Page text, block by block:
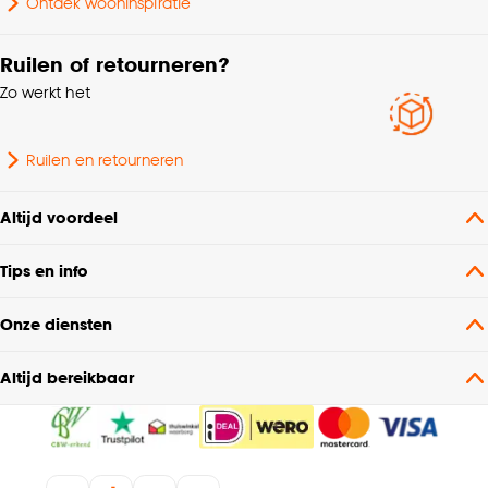
Ruilen of retourneren?
Zo werkt het
Ruilen en retourneren
Altijd voordeel
Tips en info
Onze diensten
Altijd bereikbaar